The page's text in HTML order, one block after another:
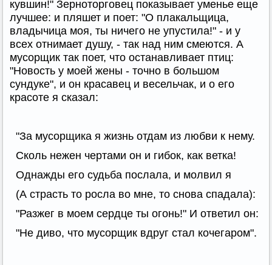
кувшин!" Зерноторговец показывает уменье еще
лучшее: и пляшет и поет: "О плакальщица,
владычица моя, ты ничего не упустила!" - и у
всех отнимает душу, - так над ним смеются. А
мусорщик так поет, что останавливает птиц:
"Новость у моей жены - точно в большом
сундуке", и он красавец и весельчак, и о его
красоте я сказал:
"За мусорщика я жизнь отдам из любви к нему.
Сколь нежен чертами он и гибок, как ветка!
Однажды его судьба послала, и молвил я
(А страсть то росла во мне, то снова спадала):
"Разжег в моем сердце ты огонь!" И ответил он:
"Не диво, что мусорщик вдруг стал кочегаром".